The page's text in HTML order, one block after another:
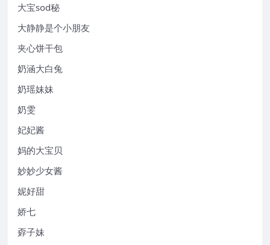
大宝sod秘
大静静是个小朋友
夹心饼干包
奶涵大白兔
奶瑶妹妹
奶雯
妃妃酱
妈的大宝贝
妙妙少女酱
妮好甜
娇七
孬子妹